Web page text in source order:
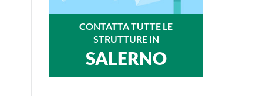
CONTATTA TUTTE LE
STRUTTURE IN
SALERNO